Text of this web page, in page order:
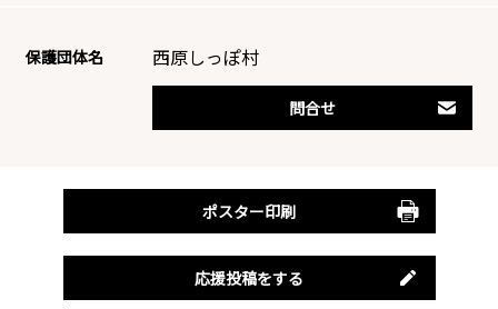
保護団体名 西原しっぽ村
問合せ
ポスター印刷
応援投稿をする